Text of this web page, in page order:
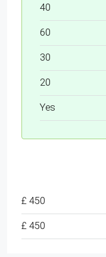
40
60
30
20
Yes
450 £
450 £